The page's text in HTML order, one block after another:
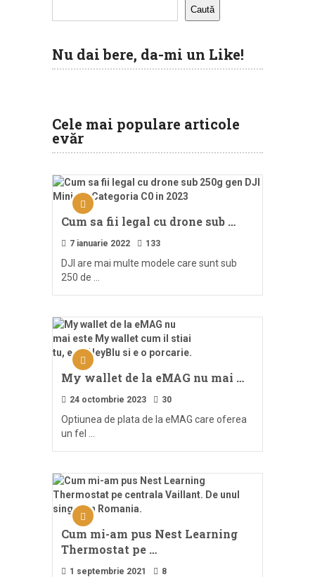
Caută
Nu dai bere, da-mi un Like!
Cele mai populare articole
evăr
Cum sa fii legal cu drone sub …
7 ianuarie 2022 133
DJI are mai multe modele care sunt sub
250 de …
My wallet de la eMAG nu mai …
24 octombrie 2023 30
Optiunea de plata de la eMAG care oferea
un fel …
Cum mi-am pus Nest Learning
Thermostat pe …
1 septembrie 2021 8